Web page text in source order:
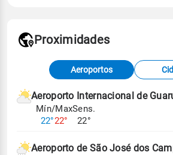
Fonte: dados combinados de
meteorológicas e satélite do
de Tempo e Estudos Climáticos
Para obter mais informações
Proximidades
Aeroportos
Aeroporto Internacional de
Mín/Max
22°22°
Sens.
22°
Aeroporto de São José dos